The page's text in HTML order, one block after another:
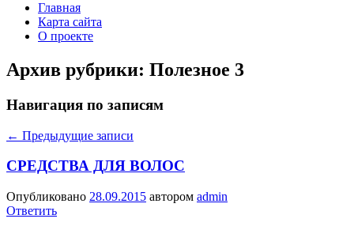
Главная
Карта сайта
О проекте
Архив рубрики: Полезное 3
Навигация по записям
← Предыдущие записи
СРЕДСТВА ДЛЯ ВОЛОС
Опубликовано 28.09.2015 автором admin
Ответить